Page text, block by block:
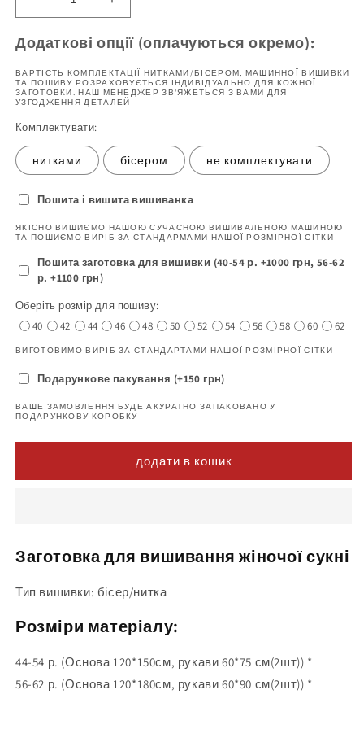
Зменшіть
кількість
Сукня
39
(заготовка
для
вишивання)
Збільшити
кількість
продукту
жіноча
39
(заготовка
вишивання)
Додаткові опції (оплачуються окремо):
ВАРТІСТЬ КОМПЛЕКТАЦІЇ НИТКАМИ/БІСЕРОМ, МАШИННОЇ ВИШИВКИ
ТА ПОШИВУ РОЗРАХОВУЄТЬСЯ ІНДИВІДУАЛЬНО ДЛЯ КОЖНОЇ
ЗАГОТОВКИ. НАШ МЕНЕДЖЕР ЗВ'ЯЖЕТЬСЯ З ВАМИ ДЛЯ
УЗГОДЖЕННЯ ДЕТАЛЕЙ
Комплектувати:
нитками бісером не комплектувати
Пошита і вишита вишиванка
ЯКІСНО ВИШИЄМО НАШОЮ СУЧАСНОЮ ВИШИВАЛЬНОЮ МАШИНОЮ
ТА ПОШИЄМО ВИРІБ ЗА СТАНДАРМАМИ НАШОЇ РОЗМІРНОЇ СІТКИ
Пошита заготовка для вишивки (40-54 р. +1000 грн, 56-62
р. +1100 грн)
Оберіть розмір для пошиву:
40
42 44 46 48 50 52 54 56 58 60 62
ВИГОТОВИМО ВИРІБ ЗА СТАНДАРТАМИ НАШОЇ РОЗМІРНОЇ СІТКИ
Подарункове пакування (+150 грн)
ВАШЕ ЗАМОВЛЕННЯ БУДЕ АКУРАТНО ЗАПАКОВАНО У
ПОДАРУНКОВУ КОРОБКУ
додати в кошик
Заготовка для вишивання жіночої сукні
Тип вишивки: бісер/нитка
Розміри матеріалу:
44-54 р. (Основа 120*150см, рукави 60*75 см(2шт)) *
56-62 р. (Основа 120*180см, рукави 60*90 см(2шт)) *